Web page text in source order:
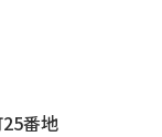
番地